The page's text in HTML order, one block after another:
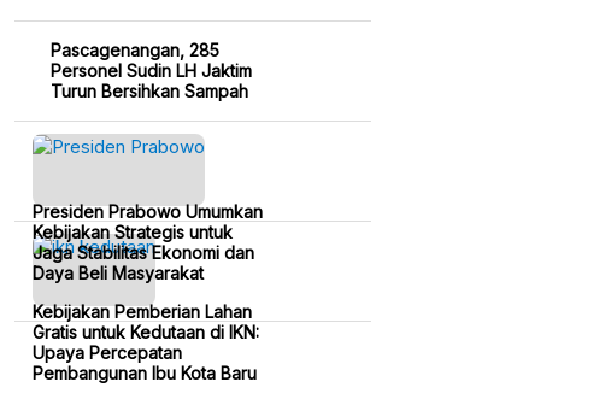
Pascagenangan, 285
Personel Sudin LH Jaktim
Turun Bersihkan Sampah
Presiden Prabowo Umumkan
Kebijakan Strategis untuk
Jaga Stabilitas Ekonomi dan
Daya Beli Masyarakat
Kebijakan Pemberian Lahan
Gratis untuk Kedutaan di IKN:
Upaya Percepatan
Pembangunan Ibu Kota Baru